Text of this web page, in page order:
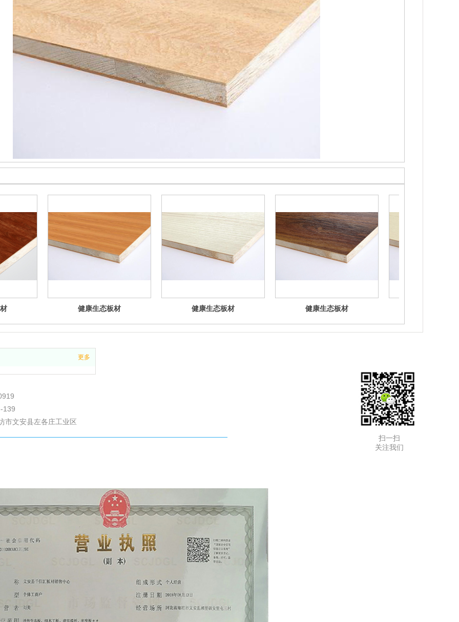
健康生态板材 健康生态板材 健康生态板材
更多
139
市文安县左各庄工业区
扫一扫
关注我们